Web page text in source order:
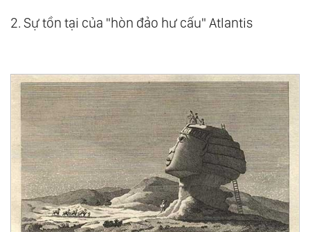
2. Sự tồn tại của "hòn đảo hư cấu" Atlantis